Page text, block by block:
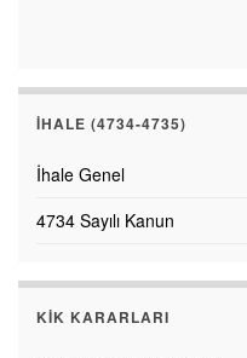
İHALE (4734-4735)
İhale Genel
4734 Sayılı Kanun
KİK KARARLARI